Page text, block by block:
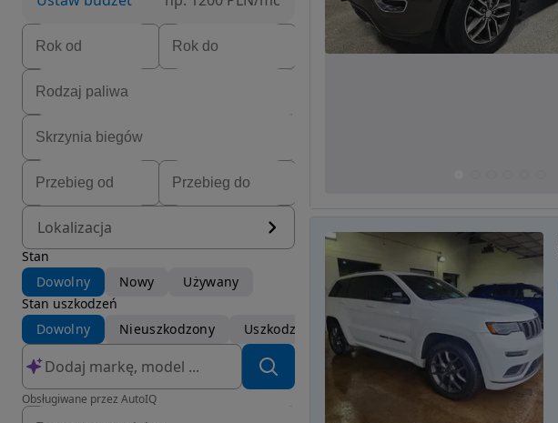
Lokalizacja
Stan
Dowolny
Nowy
Używany
Stan uszkodzeń
Dowolny
Nieuszkodzony Uszkodzony
Obsługiwane przez AutoIQ